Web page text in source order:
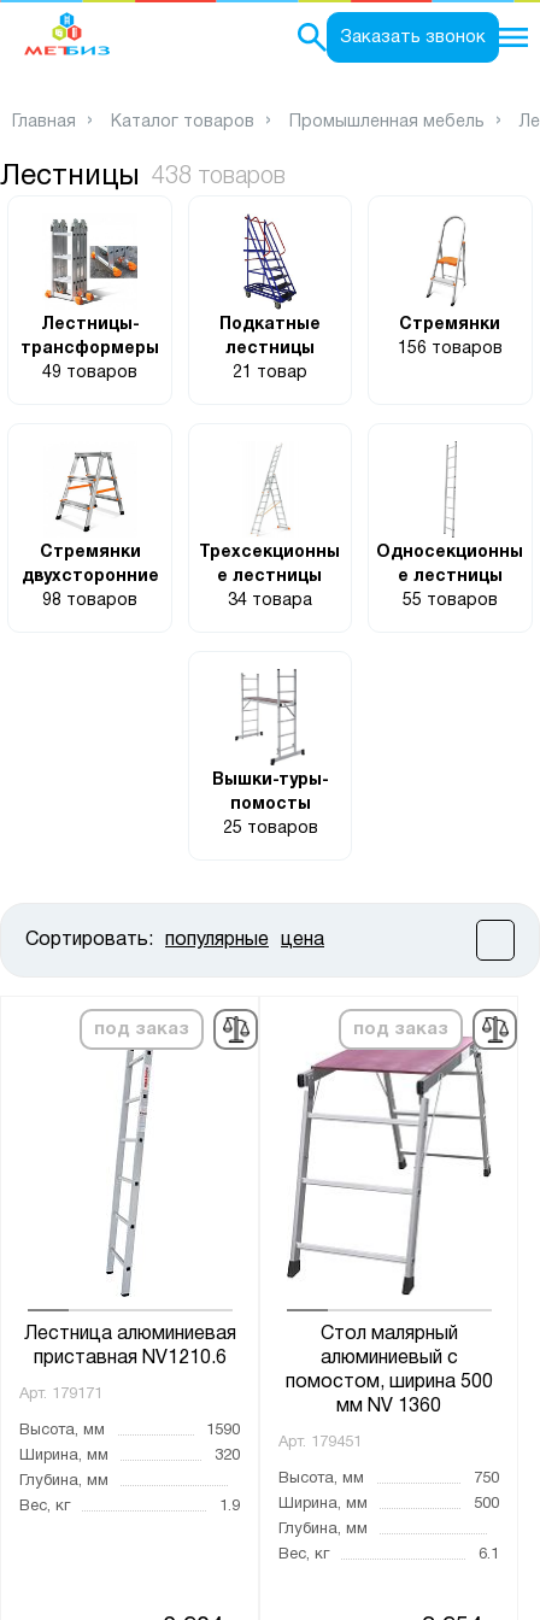
Заказать звонок
Главная Каталог товаров Промышленная мебель
Лестницы 438 товаров
Лестницы-
трансформеры
49 товаров
Подкатные
лестницы
21 товар
Стремянки
156 товаров
Стремянки
двухсторонние
98 товаров
Трехсекционны
е лестницы
34 товара
Односекционны
е лестницы
55 товаров
Вышки-туры-
помосты
25 товаров
Сортировать: популярные цена
под заказ
Лестница алюминиевая
приставная NV1210.6
Арт. 179171
Высота, мм
1590
Ширина, мм
320
Глубина, мм
Вес, кг
1.9
под заказ
Стол малярный
алюминиевый с
помостом, ширина 500
мм NV 1360
Арт. 179451
Высота, мм
750
Ширина, мм
500
Глубина, мм
Вес, кг
6.1
Высота, мм:
Ширина, мм:
Глубина, мм:
от до
Сталь